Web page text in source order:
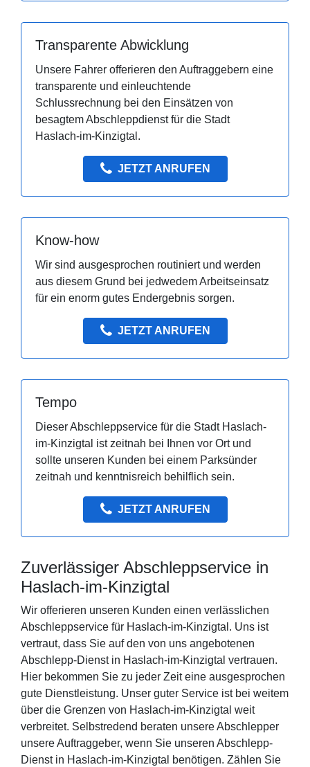
Transparente Abwicklung
Unsere Fahrer offerieren den Auftraggebern eine
transparente und einleuchtende
Schlussrechnung bei den Einsätzen von
besagtem Abschleppdienst für die Stadt
Haslach-im-Kinzigtal.
JETZT ANRUFEN
Know-how
Wir sind ausgesprochen routiniert und werden
aus diesem Grund bei jedwedem Arbeitseinsatz
für ein enorm gutes Endergebnis sorgen.
JETZT ANRUFEN
Tempo
Dieser Abschleppservice für die Stadt Haslach-
im-Kinzigtal ist zeitnah bei Ihnen vor Ort und
sollte unseren Kunden bei einem Parksünder
zeitnah und kenntnisreich behilflich sein.
JETZT ANRUFEN
Zuverlässiger Abschleppservice in
Haslach-im-Kinzigtal
Wir offerieren unseren Kunden einen verlässlichen
Abschleppservice für Haslach-im-Kinzigtal. Uns ist
vertraut, dass Sie auf den von uns angebotenen
Abschlepp-Dienst in Haslach-im-Kinzigtal vertrauen.
Hier bekommen Sie zu jeder Zeit eine ausgesprochen
gute Dienstleistung. Unser guter Service ist bei weitem
über die Grenzen von Haslach-im-Kinzigtal weit
verbreitet. Selbstredend beraten unsere Abschlepper
unsere Auftraggeber, wenn Sie unseren Abschlepp-
Dienst in Haslach-im-Kinzigtal benötigen. Zählen Sie